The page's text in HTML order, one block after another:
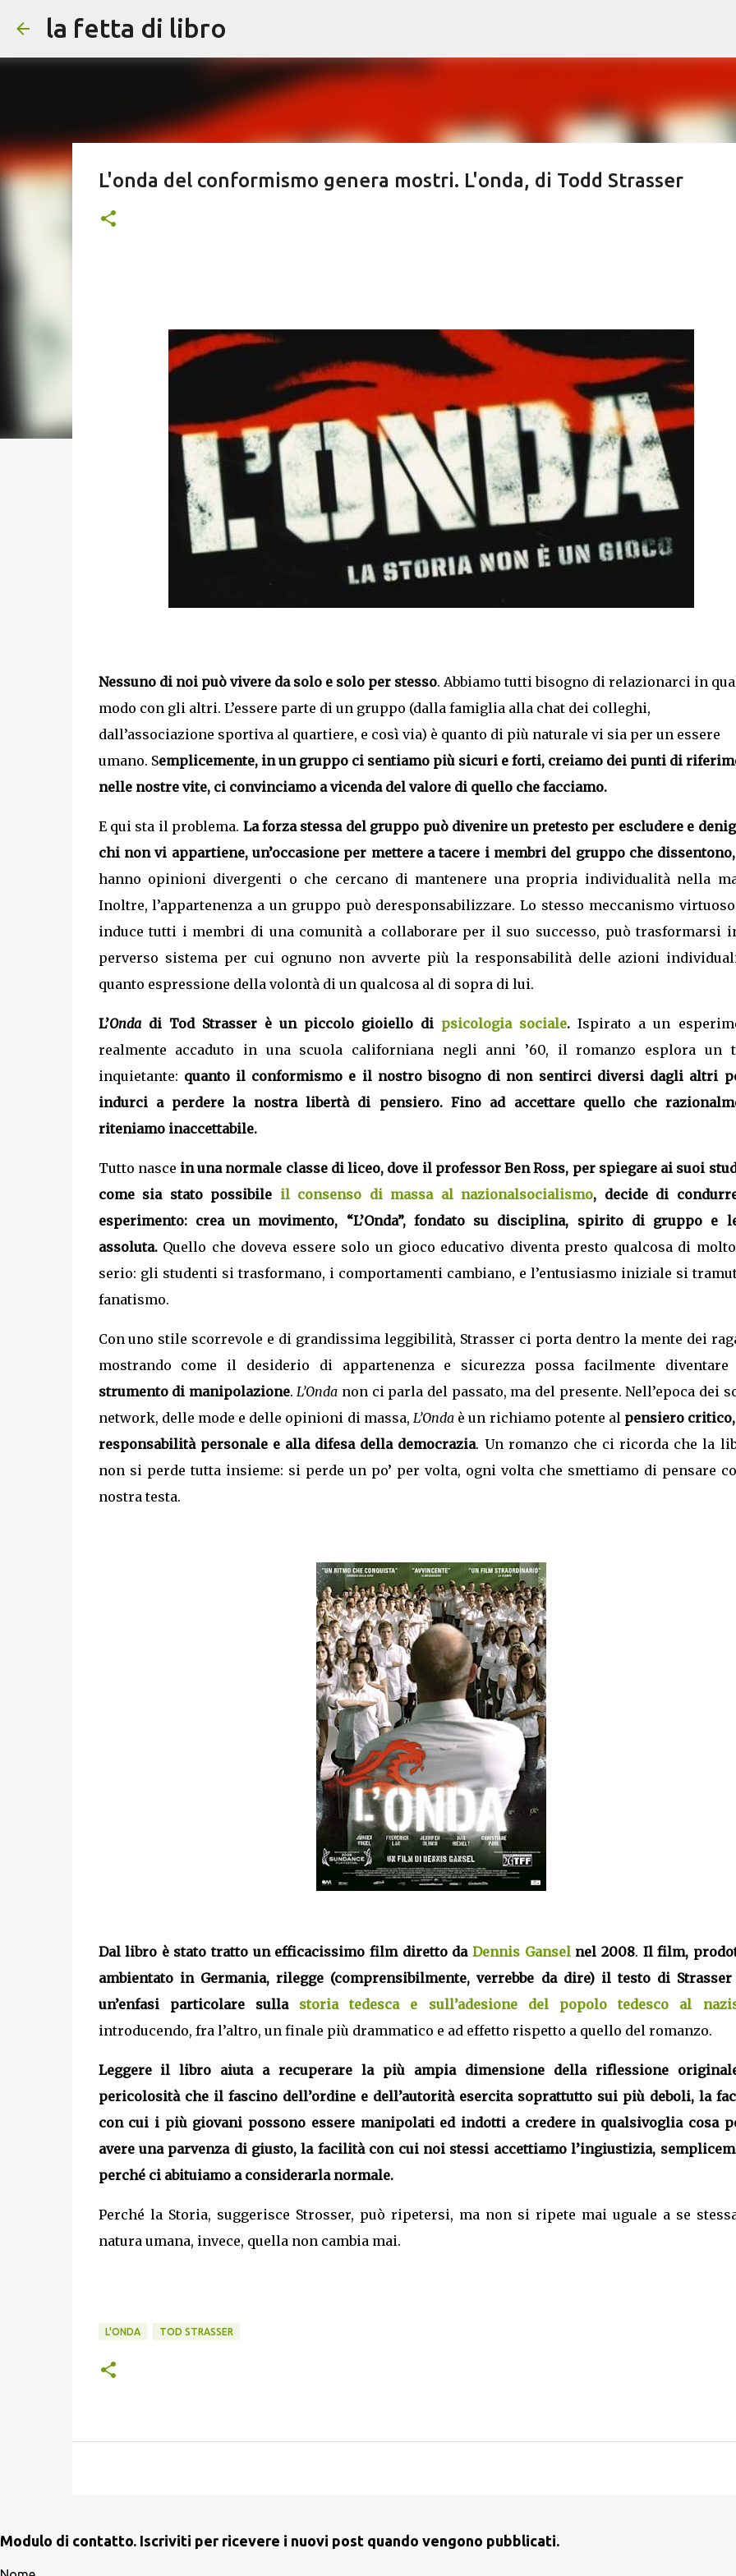
la fetta di libro
L'onda del conformismo genera mostri. L'onda, di Todd Strasser
Nessuno di noi può vivere da solo e solo per stesso. Abbiamo tutti bisogno di relazionarci in
modo con gli altri. L’essere parte di un gruppo (dalla famiglia alla chat dei colleghi,
dall’associazione sportiva al quartiere, e così via) è quanto di più naturale vi sia per un essere
umano. Semplicemente, in un gruppo ci sentiamo più sicuri e forti, creiamo dei punti di
nelle nostre vite, ci convinciamo a vicenda del valore di quello che facciamo.
E qui sta il problema. La forza stessa del gruppo può divenire un pretesto per escludere e
chi non vi appartiene, un’occasione per mettere a tacere i membri del gruppo che dissentono,
hanno opinioni divergenti o che cercano di mantenere una propria individualità nella
Inoltre, l’appartenenza a un gruppo può deresponsabilizzare. Lo stesso meccanismo
induce tutti i membri di una comunità a collaborare per il suo successo, può trasformarsi
perverso sistema per cui ognuno non avverte più la responsabilità delle azioni
quanto espressione della volontà di un qualcosa al di sopra di lui.
L’Ondadi Tod Strasser è un piccolo gioiello di psicologia sociale. Ispirato a un
realmente accaduto in una scuola californiana negli anni ’60, il romanzo esplora un
inquietante: quanto il conformismo e il nostro bisogno di non sentirci diversi dagli altri
indurci a perdere la nostra libertà di pensiero. Fino ad accettare quello che
riteniamo inaccettabile.
Tutto nasce in una normale classe di liceo, dove il professor Ben Ross, per spiegare ai suoi
come sia stato possibile il consenso di massa al nazionalsocialismo, decide di
esperimento: crea un movimento, “L’Onda”, fondato su disciplina, spirito di gruppo e
assoluta.Quello che doveva essere solo un gioco educativo diventa presto qualcosa di
serio: gli studenti si trasformano, i comportamenti cambiano, e l’entusiasmo iniziale si
fanatismo.
Con uno stile scorrevole e di grandissima leggibilità, Strasser ci porta dentro la mente dei
mostrando come il desiderio di appartenenza e sicurezza possa facilmente diventare
strumento di manipolazione.L’Onda non ci parla del passato, ma del presente. Nell’epoca dei
network, delle mode e delle opinioni di massa, L’Onda è un richiamo potente al pensiero
responsabilità personale e alla difesa della democrazia. Un romanzo che ci ricorda che la
non si perde tutta insieme: si perde un po’ per volta, ogni volta che smettiamo di pensare
nostra testa.
Dal libro è stato tratto un efficacissimo film diretto da Dennis Ganselnel 2008. Il film,
ambientato in Germania, rilegge (comprensibilmente, verrebbe da dire) il testo di
un’enfasi particolare sulla storia tedesca e sull’adesione del popolo tedesco al
introducendo, fra l’altro, un finale più drammatico e ad effetto rispetto a quello del romanzo.
Leggere il libro aiuta a recuperare la più ampia dimensione della riflessione
pericolosità che il fascino dell’ordine e dell’autorità esercita soprattutto sui più deboli, la
con cui i più giovani possono essere manipolati ed indotti a credere in qualsivoglia cosa
avere una parvenza di giusto, la facilità con cui noi stessi accettiamo l’ingiustizia,
perché ci abituiamo a considerarla normale.
Perché la Storia, suggerisce Strosser, può ripetersi, ma non si ripete mai uguale a se
natura umana, invece, quella non cambia mai.
L'ONDA TOD STRASSER
Modulo di contatto. Iscriviti per ricevere i nuovi post quando vengono pubblicati.